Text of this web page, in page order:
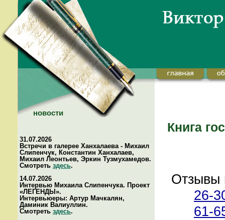
новости
31.07.2026
Встречи в галерее Ханхалаева - Михаил
Слипенчук, Константин Ханхалаев,
Михаил Леонтьев, Эркин Тузмухамедов.
Смотреть здесь.
14.07.2026
Интервью Михаила Слипенчука. Проект
«ЛЕГЕНДЫ».
Интервьюеры: Артур Мачкалян,
Даминик Валиуллин.
Смотреть здесь.
Книга
Отзывы
26-
61-